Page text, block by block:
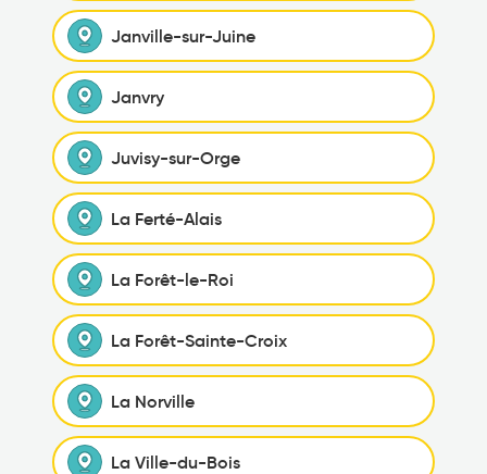
Janville-sur-Juine
Janvry
Juvisy-sur-Orge
La Ferté-Alais
La Forêt-le-Roi
La Forêt-Sainte-Croix
La Norville
La Ville-du-Bois